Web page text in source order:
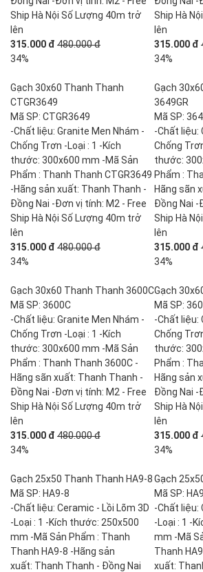
Ship Hà Nội Số Lượng 40m trở
lên
315.000 đ 480.000 đ
34%
Ship Hà
lên
315.000 đ
34%
Gạch 30x60 Thanh Thanh
CTGR3649
Mã SP: CTGR3649
-Chất liệu: Granite Men Nhám -
Chống Trơn -Loại : 1 -Kích
thước: 300x600 mm -Mã Sản
Phẩm : Thanh Thanh CTGR3649
-Hãng sản xuất: Thanh Thanh -
Đồng Nai -Đơn vị tính: M2 - Free
Ship Hà Nội Số Lượng 40m trở
lên
315.000 đ 480.000 đ
34%
Gạch
3649GR
Mã SP:
-Chất liệu:
Chống
thước:
Phẩm :
Hãng sãn
Đồng Nai -
Ship Hà
lên
315.000 đ
34%
Gạch 30x60 Thanh Thanh 3600C
Mã SP: 3600C
-Chất liệu: Granite Men Nhám -
Chống Trơn -Loại : 1 -Kích
thước: 300x600 mm -Mã Sản
Phẩm : Thanh Thanh 3600C -
Hãng sãn xuất: Thanh Thanh -
Đồng Nai -Đơn vị tính: M2 - Free
Ship Hà Nội Số Lượng 40m trở
lên
315.000 đ 480.000 đ
34%
Gạch
Mã SP:
-Chất liệu:
Chống
thước:
Phẩm :
Hãng sản
Đồng Nai -
Ship Hà
lên
315.000 đ
34%
Gạch 25x50 Thanh Thanh HA9-8
Mã SP: HA9-8
-Chất liệu: Ceramic - Lồi Lõm 3D
-Loại : 1 -Kích thước: 250x500
mm -Mã Sản Phẩm : Thanh
Thanh HA9-8 -Hãng sản
xuất: Thanh Thanh - Đồng Nai
Gạch
Mã SP:
-Chất liệu:
-Loại : 1 -
mm -Mã
Thanh
xuất: